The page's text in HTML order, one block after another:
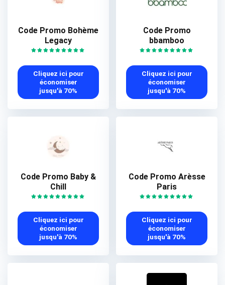
Code Promo Bohème
Legacy
Cliquez ici pour
économiser
jusqu'à 70%
Code Promo
bbamboo
Cliquez ici pour
économiser
jusqu'à 70%
Code Promo Baby &
Chill
Cliquez ici pour
économiser
jusqu'à 70%
Code Promo Arèsse
Paris
Cliquez ici pour
économiser
jusqu'à 70%